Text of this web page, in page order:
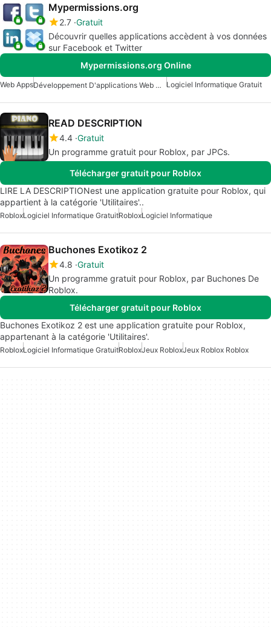
Mypermissions.org
2.7 Gratuit
Découvrir quelles applications accèdent à vos données
sur Facebook et Twitter
Mypermissions.org Online
Web Apps Développement D'applications Web Gratuit Logiciel Informatique Gratuit
READ DESCRIPTION
4.4 Gratuit
Un programme gratuit pour Roblox, par JPCs.
Télécharger gratuit pour Roblox
LIRE LA DESCRIPTIONest une application gratuite pour Roblox, qui
appartient à la catégorie 'Utilitaires'..
RobloxLogiciel Informatique GratuitRobloxLogiciel Informatique
Buchones Exotikoz 2
4.8 Gratuit
Un programme gratuit pour Roblox, par Buchones De
Roblox.
Télécharger gratuit pour Roblox
Buchones Exotikoz 2 est une application gratuite pour Roblox,
appartenant à la catégorie 'Utilitaires'.
RobloxLogiciel Informatique GratuitRobloxJeux RobloxJeux Roblox Roblox